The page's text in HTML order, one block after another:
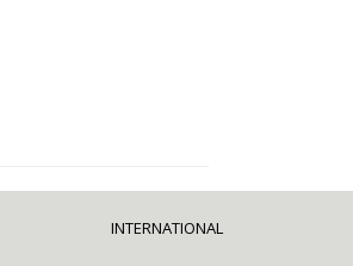
INTERNATIONAL